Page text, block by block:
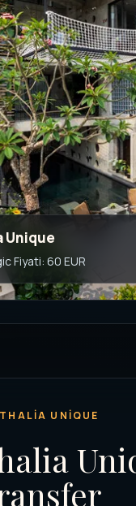
Unique
Fiyati: 60 EUR
THALIA UNIQUE